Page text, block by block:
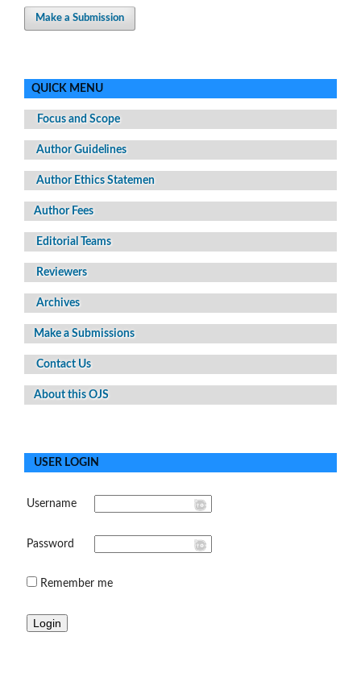
Make a Submission
QUICK MENU
Focus and Scope
Author Guidelines
Author Ethics Statemen
Author Fees
Editorial Teams
Reviewers
Archives
Make a Submissions
Contact Us
About this OJS
USER LOGIN
Username
Password
Remember me